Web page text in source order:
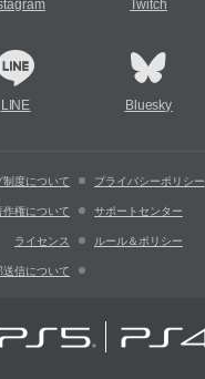
Twitch
LINE Bluesky
制度について プライバシーポリシー
作権について サポートセンター
ライセンス ルール＆ポリシー
信について